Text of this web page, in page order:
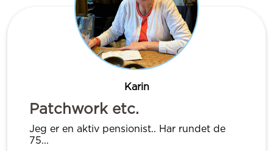
Karin
Patchwork etc.
Jeg er en aktiv pensionist.. Har rundet de
75...